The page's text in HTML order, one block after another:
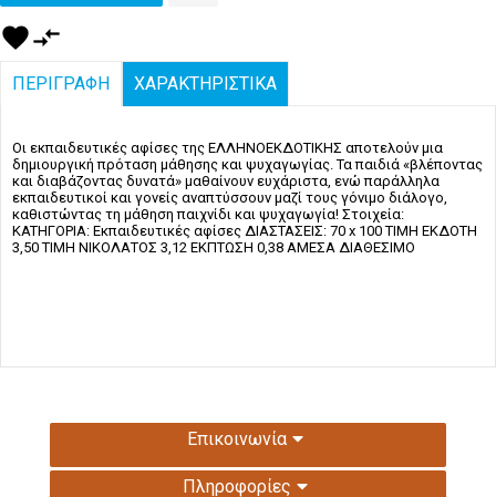
favoritecompare_arrows
ΠΕΡΙΓΡΑΦΗ ΧΑΡΑΚΤΗΡΙΣΤΙΚΑ
Οι εκπαιδευτικές αφίσες της ΕΛΛΗΝΟΕΚΔΟΤΙΚΗΣ αποτελούν μια
δημιουργική πρόταση μάθησης και ψυχαγωγίας. Τα παιδιά «βλέποντας
και διαβάζοντας δυνατά» μαθαίνουν ευχάριστα, ενώ παράλληλα
εκπαιδευτικοί και γονείς αναπτύσσουν μαζί τους γόνιμο διάλογο,
καθιστώντας τη μάθηση παιχνίδι και ψυχαγωγία! Στοιχεία:
KATHΓΟΡΙΑ: Εκπαιδευτικές αφίσες ΔΙΑΣΤΑΣΕΙΣ: 70 x 100 ΤΙΜΗ ΕΚΔΟΤΗ
3,50 ΤΙΜΗ ΝΙΚΟΛΑΤΟΣ 3,12 ΕΚΠΤΩΣΗ 0,38 ΑΜΕΣΑ ΔΙΑΘΕΣΙΜΟ
Επικοινωνία
Πληροφορίες